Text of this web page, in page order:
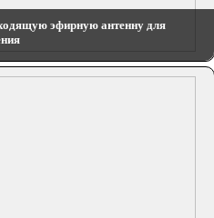
эфирную антенну для